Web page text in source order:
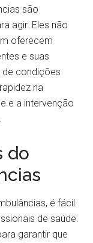
são
agir. Eles não
oferecem
e suas
de condições
na
e a intervenção
do
é fácil
de saúde.
garantir que